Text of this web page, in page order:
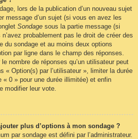
lors de la publication d’un nouveau sujet
message d’un sujet (si vous en avez les
Sondage sous la partie message (si
probablement pas le droit de créer des
du sondage et au moins deux options
par ligne dans le champ des réponses.
nombre de réponses qu’un utilisateur peut
« Option(s) par l’utilisateur », limiter la durée
« 0 » pour une durée illimitée) et enfin
modifier leur vote.
plus d’options à mon sondage ?
par sondage est défini par l’administrateur.